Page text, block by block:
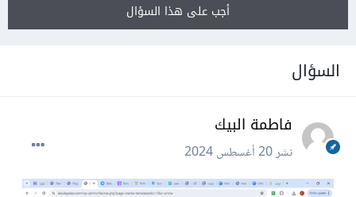
أجب على هذا السؤال
السؤال
فاطمة البيك
نشر20 أغسطس 2024